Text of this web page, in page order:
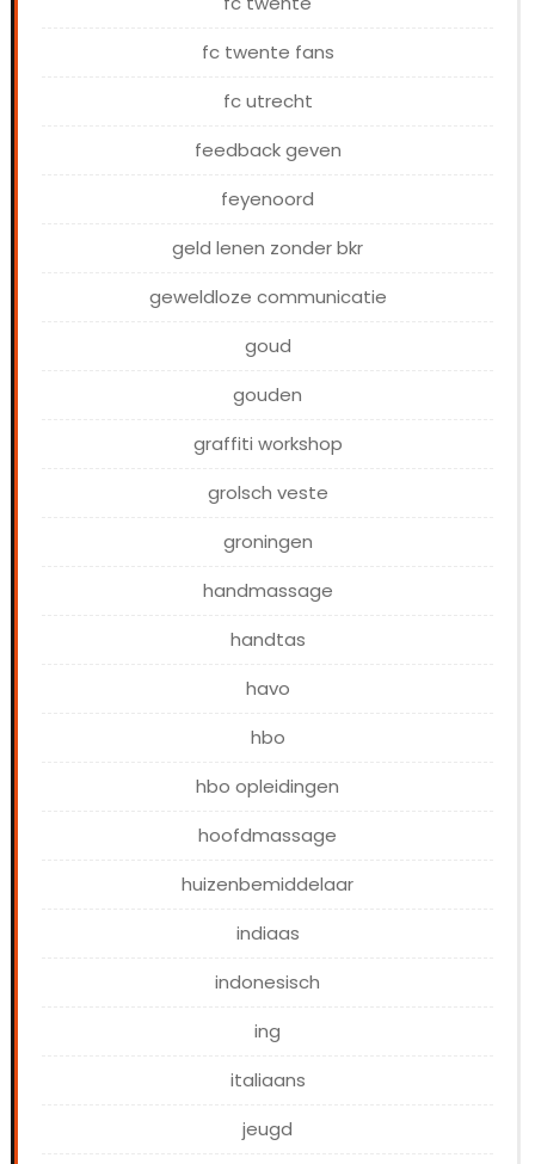
fc twente fans
fc utrecht
feedback geven
feyenoord
geld lenen zonder bkr
geweldloze communicatie
goud
gouden
graffiti workshop
grolsch veste
groningen
handmassage
handtas
havo
hbo
hbo opleidingen
hoofdmassage
huizenbemiddelaar
indiaas
indonesisch
ing
italiaans
jeugd